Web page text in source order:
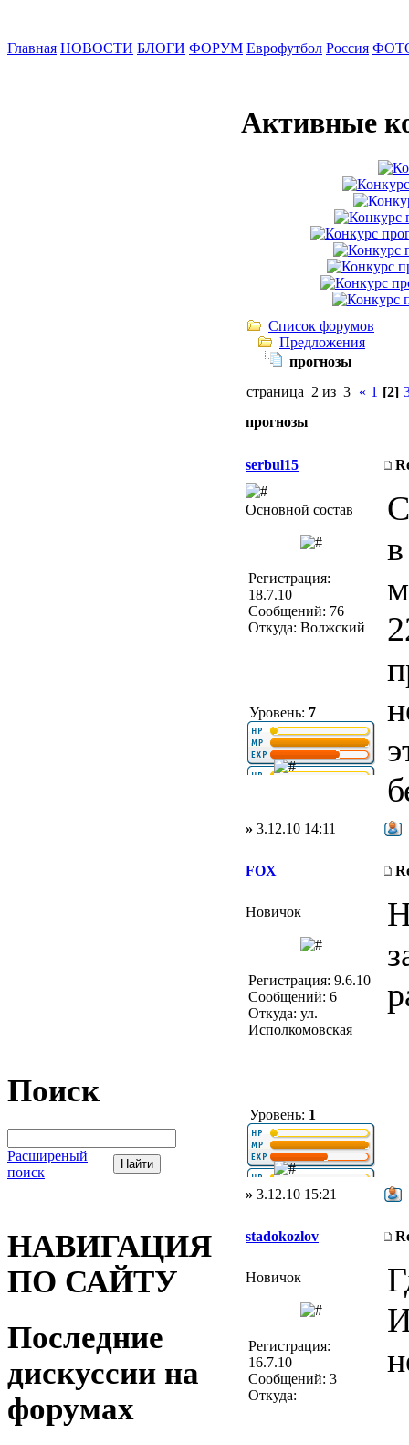
Главная НОВОСТИ БЛОГИ ФОРУМ Еврофутбол Россия
Поиск
Расширеный
поиск
НАВИГАЦИЯ
ПО САЙТУ
Последние
дискуссии на
форумах
Активные
Список форумов
Предложения
прогнозы
страница 2 из 3 « 1 [2]
прогнозы
serbul15
Основной состав
Регистрация:
18.7.10
Сообщений: 76
Откуда: Волжский
Уровень: 7
» 3.12.10 14:11
FOX
Новичок
Регистрация: 9.6.10
Сообщений: 6
Откуда: ул.
Исполкомовская
Уровень: 1
» 3.12.10 15:21
stadokozlov
Новичок
Регистрация:
16.7.10
Сообщений: 3
Откуда: